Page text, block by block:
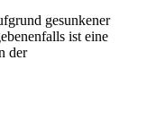
gesunkener
ist eine
der